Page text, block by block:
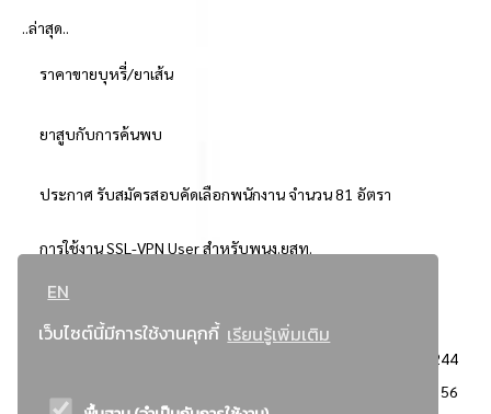
EN
เว็บไซต์นี้มีการใช้งานคุกกี้ เรียนรู้เพิ่มเติม
..ล่าสุด..
ราคาขายบุหรี่/ยาเส้น
ยาสูบกับการค้นพบ
ประกาศ รับสมัครสอบคัดเลือกพนักงาน จำนวน 81 อัตรา
การใช้งาน SSL-VPN User สำหรับพนง.ยสท.
..ยอดนิยม..
3244
2356